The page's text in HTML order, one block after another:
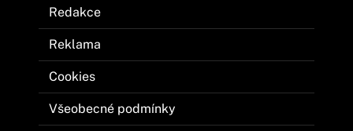
Redakce
Reklama
Cookies
Všeobecné podmínky